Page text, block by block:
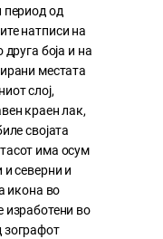
период од
натписи на
боја и на
местата
слој,
краен лак,
својата
има осум
и северни и
икона во
изработени во
зографот